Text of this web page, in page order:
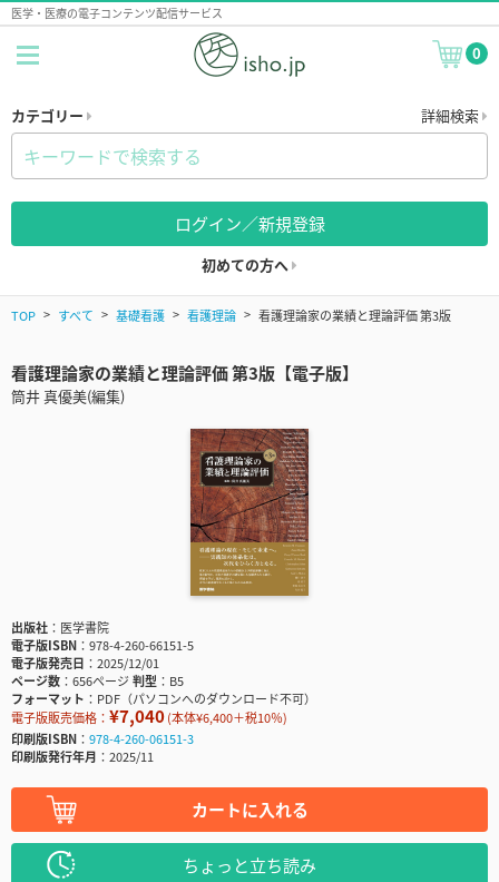
医学・医療の電子コンテンツ配信サービス
0
カテゴリー 詳細検索
ログイン／新規登録
初めての方へ
TOP すべて 基礎看護 看護理論 看護理論家の業績と理論評価 第3版
看護理論家の業績と理論評価 第3版【電子版】
筒井 真優美(編集)
出版社
医学書院
電子版ISBN
978-4-260-66151-5
電子版発売日
2025/12/01
ページ数
656ページ判型
B5
フォーマット
PDF（パソコンへのダウンロード不可）
電子版販売価格： ¥7,040(本体¥6,400＋税10％)
印刷版ISBN
978-4-260-06151-3
印刷版発行年月
2025/11
カートに入れる
ちょっと立ち読み